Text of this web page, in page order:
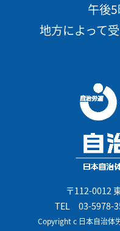
午後5
地方によって
〒112-0012
TEL 03-5978-
Copyright c 日本自治体